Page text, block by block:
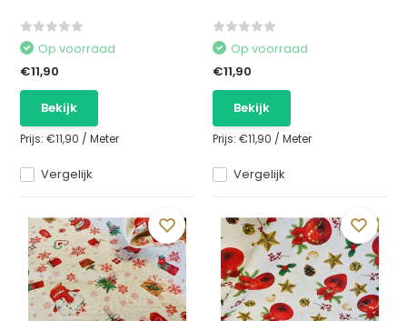
Vergelijk
Op voorraad
€11,90
Bekijk
Prijs:€11,90 /Meter
Vergelijk
Op voorraad
€11,90
Bekijk
Prijs: €11,90 / Meter